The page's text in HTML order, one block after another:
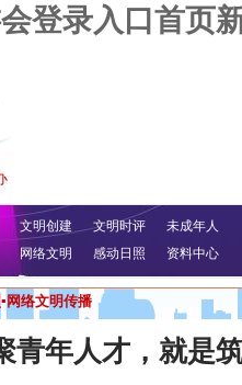
登录入口首页
文明创建 文明时评
未成年人
网络文明
感动日照 资料中心
网络文明传播
青年人才，就是